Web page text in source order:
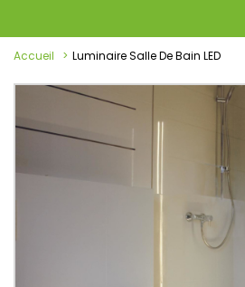
Accueil Luminaire Salle De Bain LED